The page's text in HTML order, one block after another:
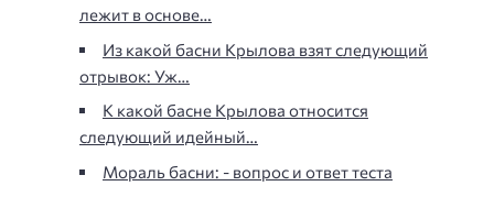
лежит в основе…
Из какой басни Крылова взят следующий
отрывок: Уж…
К какой басне Крылова относится
следующий идейный…
Мораль басни: - вопрос и ответ теста